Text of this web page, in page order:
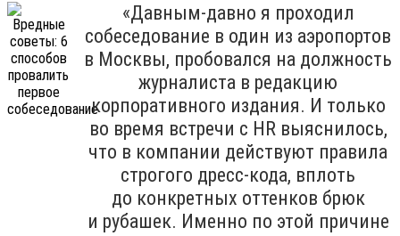
«Давным-давно я проходил
собеседование в один из аэропортов
в Москвы, пробовался на должность
журналиста в редакцию
корпоративного издания. И только
во время встречи с HR выяснилось,
что в компании действуют правила
строгого дресс-кода, вплоть
до конкретных оттенков брюк
и рубашек. Именно по этой причине